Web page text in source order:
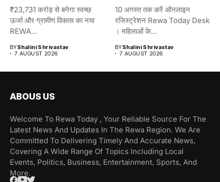
₹23,731 करोड़ से बनेगा स्वच्छ
ऊर्जा और ग्रामीण विकास का नया
REWA...
BYShalini Shrivastav
7 AUGUST 2026
10 अगस्त तक करें ऑनलाइन
रजिस्ट्रेशन Rewa Today Desk
। महिलाओं के...
BYShalini Shrivastav
7 AUGUST 2026
ABOUS US
Welcome To Rewa Today , Your Reliable Source For The
Latest News And Updates In The Rewa Region. We Are
Committed To Delivering Timely And Accurate News,
Covering A Wide Range Of Topics Including Local
Events, Politics, Business, Entertainment, Sports, And
More.